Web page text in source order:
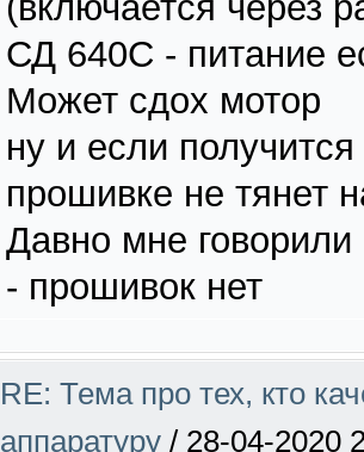
СД 640С - питание
Может сдох мотор
ну и если
прошивке не тянет
Давно мне
- прошивок нет
RE: Тема про тех, кто
аппаратуру / 28-04-2020